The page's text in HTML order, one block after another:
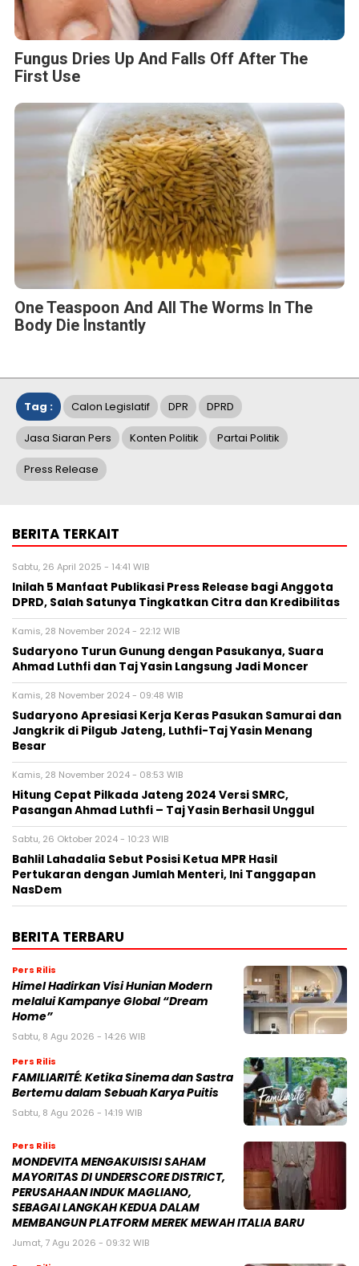
Fungus Dries Up And Falls Off After The
First Use
One Teaspoon And All The Worms In The
Body Die Instantly
Tag : Calon Legislatif DPR DPRD
Jasa Siaran Pers Konten Politik Partai Politik
Press Release
BERITA TERKAIT
Sabtu, 26 April 2025 - 14:41 WIB
Inilah 5 Manfaat Publikasi Press Release bagi Anggota
DPRD, Salah Satunya Tingkatkan Citra dan Kredibilitas
Kamis, 28 November 2024 - 22:12 WIB
Sudaryono Turun Gunung dengan Pasukanya, Suara
Ahmad Luthfi dan Taj Yasin Langsung Jadi Moncer
Kamis, 28 November 2024 - 09:48 WIB
Sudaryono Apresiasi Kerja Keras Pasukan Samurai dan
Jangkrik di Pilgub Jateng, Luthfi-Taj Yasin Menang
Besar
Kamis, 28 November 2024 - 08:53 WIB
Hitung Cepat Pilkada Jateng 2024 Versi SMRC,
Pasangan Ahmad Luthfi – Taj Yasin Berhasil Unggul
Sabtu, 26 Oktober 2024 - 10:23 WIB
Bahlil Lahadalia Sebut Posisi Ketua MPR Hasil
Pertukaran dengan Jumlah Menteri, Ini Tanggapan
NasDem
BERITA TERBARU
Pers Rilis
Himel Hadirkan Visi Hunian Modern
melalui Kampanye Global “Dream
Home”
Sabtu, 8 Agu 2026 - 14:26 WIB
Pers Rilis
FAMILIARITÉ: Ketika Sinema dan Sastra
Bertemu dalam Sebuah Karya Puitis
Sabtu, 8 Agu 2026 - 14:19 WIB
Pers Rilis
MONDEVITA MENGAKUISISI SAHAM
MAYORITAS DI UNDERSCORE DISTRICT,
PERUSAHAAN INDUK MAGLIANO,
SEBAGAI LANGKAH KEDUA DALAM
MEMBANGUN PLATFORM MEREK MEWAH ITALIA BARU
Jumat, 7 Agu 2026 - 09:32 WIB